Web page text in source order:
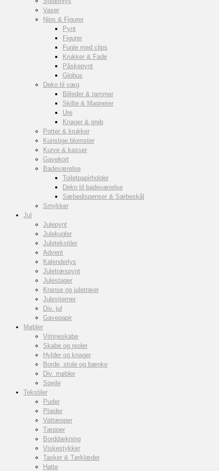
Vaser
Nips & Figurer
Pynt
Figurer
Fugle med clips
Krukker & Fade
Påskepynt
Globus
Deko til væg
Billeder & rammer
Skilte & Magneter
Ure
Knager & greb
Potter & krukker
Kunstige blomster
Kurve & kasser
Gavekort
Badeværelse
Toiletpapirholder
Deko til badeværelse
Sæbedispenser & Sæbeskål
Smykker
Jul
Julepynt
Julekugler
Juletekstiler
Advent
Kalenderlys
Juletræspynt
Julestager
Kranse og juletræer
Julestjerner
Div. jul
Gavepapir
Møbler
Vitrineskabe
Skabe og reoler
Hylder og knager
Borde, stole og bænke
Div. møbler
Spejle
Tekstiler
Puder
Plaider
Vattæpper
Tæpper
Borddækning
Viskestykker
Tasker & Tørklæder
Hatte